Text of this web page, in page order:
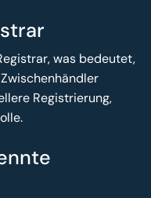
was bedeutet,
Registrierung,